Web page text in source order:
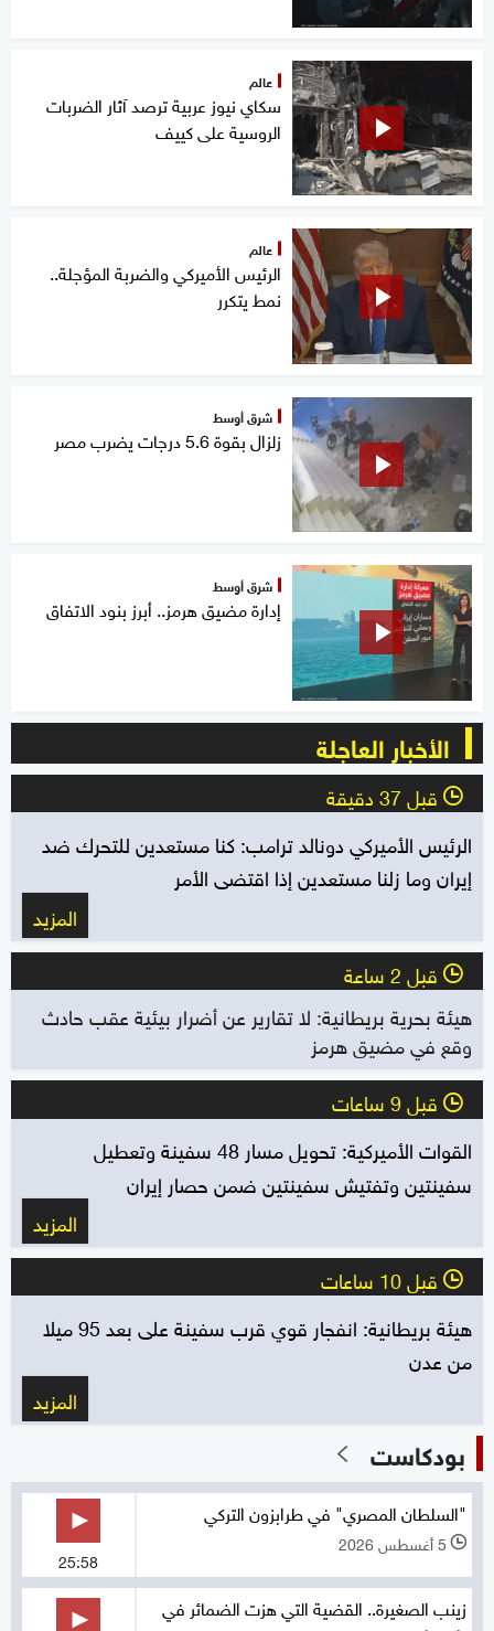
عالم
سكاي نيوز عربية ترصد آثار الضربات
الروسية على كييف
عالم
الرئيس الأميركي والضربة المؤجلة..
نمط يتكرر
شرق أوسط
زلزال بقوة 5.6 درجات يضرب مصر
شرق أوسط
إدارة مضيق هرمز.. أبرز بنود الاتفاق
الأخبار العاجلة
l قبل 37 دقيقة
الرئيس الأميركي دونالد ترامب: كنا مستعدين للتحرك ضد
إيران وما زلنا مستعدين إذا اقتضى الأمر
المزيد
l قبل 2 ساعة
هيئة بحرية بريطانية: لا تقارير عن أضرار بيئية عقب حادث
وقع في مضيق هرمز
l قبل 9 ساعات
القوات الأميركية: تحويل مسار 48 سفينة وتعطيل
سفينتين وتفتيش سفينتين ضمن حصار إيران
المزيد
l قبل 10 ساعات
هيئة بريطانية: انفجار قوي قرب سفينة على بعد 95 ميلا
من عدن
المزيد
بودكاست
"السلطان المصري" في طرابزون التركي
l 5 أغسطس 2026
25:58
زينب الصغيرة.. القضية التي هزت الضمائر في